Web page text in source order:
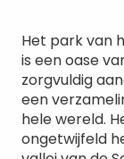
Het park van
is een oase
zorgvuldig
een
hele wereld.
ongetwijfeld